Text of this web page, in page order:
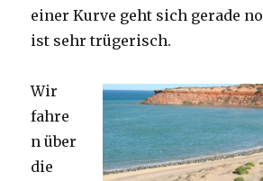
einer Kurve geht sich gerade
ist sehr trügerisch.
Wir
fahre
n über
die